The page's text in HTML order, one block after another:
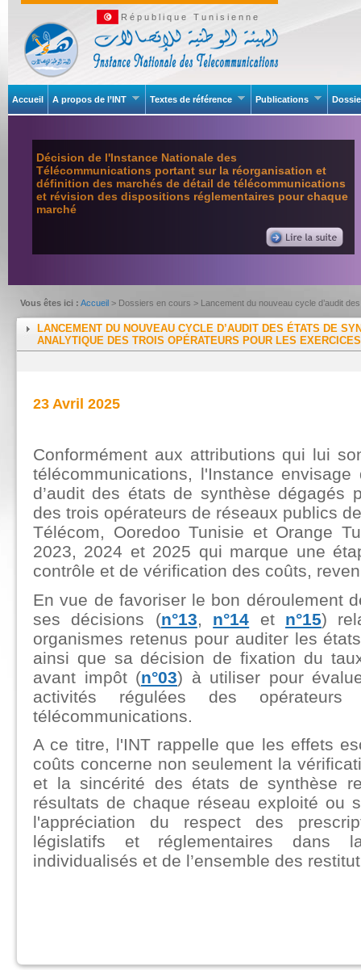
République Tunisienne
Accueil A propos de l’INT Textes de référence Publications
Décision de l'Instance Nationale des
Télécommunications portant sur la réorganisation et
définition des marchés de détail de télécommunications
et révision des dispositions réglementaires pour chaque
marché
Vous êtes ici : Accueil > Dossiers en cours > Lancement du nouveau cycle d’audit
2025LANCEMENT DU NOUVEAU CYCLE D’AUDIT DES ÉTATS DE
ANALYTIQUE DES TROIS OPÉRATEURS POUR LES
23 Avril 2025
Conformément aux attributions qui lui
télécommunications, l'Instance
d’audit des états de synthèse dégagés
des trois opérateurs de réseaux publics
Télécom, Ooredoo Tunisie et Orange
2023, 2024 et 2025 qui marque une
contrôle et de vérification des coûts,
En vue de favoriser le bon déroulement
ses décisions (n°13, n°14 et n°15)
organismes retenus pour auditer les
ainsi que sa décision de fixation du
avant impôt (n°03) à utiliser pour
activités régulées des
télécommunications.
A ce titre, l'INT rappelle que les effets
coûts concerne non seulement la
et la sincérité des états de synthèse
résultats de chaque réseau exploité ou
l'appréciation du respect des
législatifs et réglementaires dans
individualisés et de l’ensemble des